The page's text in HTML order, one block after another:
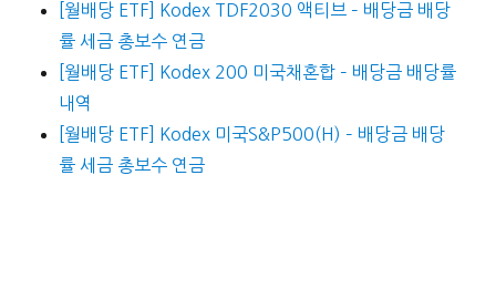
[월배당 ETF] Kodex TDF2030 액티브 – 배당금 배당
률 세금 총보수 연금
[월배당 ETF] Kodex 200 미국채혼합 – 배당금 배당률
내역
[월배당 ETF] Kodex 미국S&P500(H) – 배당금 배당
률 세금 총보수 연금